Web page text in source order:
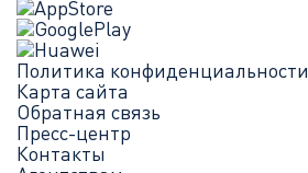
Политика конфиденциальности
Карта сайта
Обратная связь
Пресс-центр
Контакты